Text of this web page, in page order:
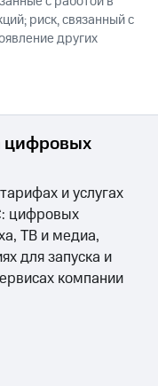
риск, связанный с
других
цифровых
и услугах
цифровых
ТВ и медиа,
для запуска и
компании